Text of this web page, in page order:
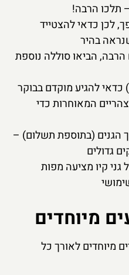
– תלכו הרבה!
לכן כדאי להצטייד
בהיר
הביאו סוללה נוספת
כדאי להגיע מוקדם בבוקר
המאוחרות כדי
הגנים (בתוספת תשלום) –
גדולים
קיו מציעה מפות
מיוחדים
מיוחדים לאורך כל